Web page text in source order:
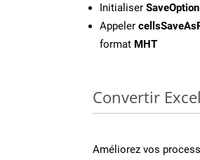
Initialiser SaveOption
Appeler
format MHT
Convertir
Améliorez vos